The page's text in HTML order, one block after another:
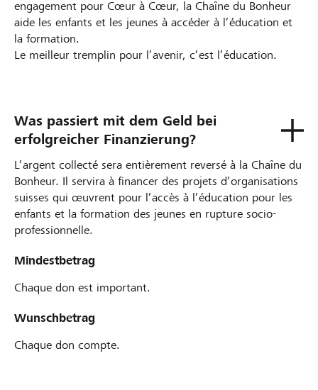
engagement pour Cœur à Cœur, la Chaîne du Bonheur
aide les enfants et les jeunes à accéder à l’éducation et
la formation.
Le meilleur tremplin pour l’avenir, c’est l’éducation.
Was passiert mit dem Geld bei
erfolgreicher Finanzierung?
L’argent collecté sera entièrement reversé à la Chaîne du
Bonheur. Il servira à financer des projets d’organisations
suisses qui œuvrent pour l’accès à l’éducation pour les
enfants et la formation des jeunes en rupture socio-
professionnelle.
Mindestbetrag
Chaque don est important.
Wunschbetrag
Chaque don compte.